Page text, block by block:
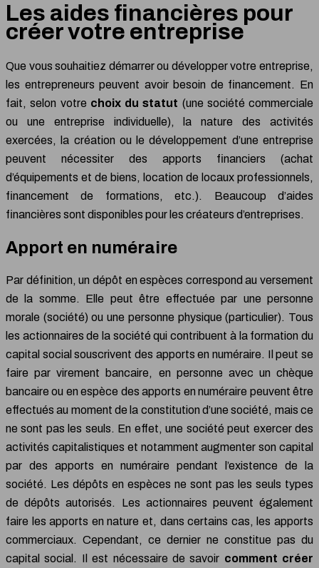
Les aides financières pour
créer votre entreprise
Que vous souhaitiez démarrer ou développer votre entreprise,
les entrepreneurs peuvent avoir besoin de financement. En
fait, selon votre choix du statut (une société commerciale
ou une entreprise individuelle), la nature des activités
exercées, la création ou le développement d’une entreprise
peuvent nécessiter des apports financiers (achat
d’équipements et de biens, location de locaux professionnels,
financement de formations, etc.). Beaucoup d’aides
financières sont disponibles pour les créateurs d’entreprises.
Apport en numéraire
Par définition, un dépôt en espèces correspond au versement
de la somme. Elle peut être effectuée par une personne
morale (société) ou une personne physique (particulier). Tous
les actionnaires de la société qui contribuent à la formation du
capital social souscrivent des apports en numéraire. Il peut se
faire par virement bancaire, en personne avec un chèque
bancaire ou en espèce des apports en numéraire peuvent être
effectués au moment de la constitution d’une société, mais ce
ne sont pas les seuls. En effet, une société peut exercer des
activités capitalistiques et notamment augmenter son capital
par des apports en numéraire pendant l’existence de la
société. Les dépôts en espèces ne sont pas les seuls types
de dépôts autorisés. Les actionnaires peuvent également
faire les apports en nature et, dans certains cas, les apports
commerciaux. Cependant, ce dernier ne constitue pas du
capital social. Il est nécessaire de savoir comment créer